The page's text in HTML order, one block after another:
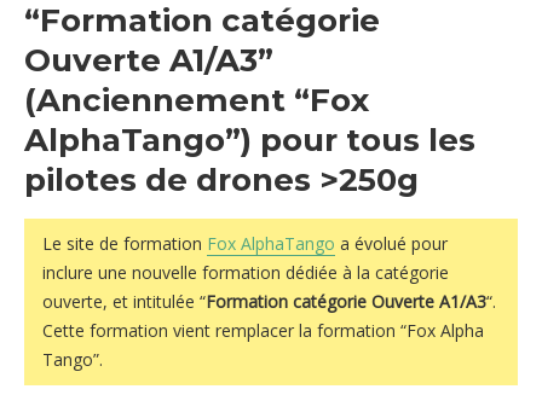
“Formation catégorie
Ouverte A1/A3”
(Anciennement “Fox
AlphaTango”) pour tous les
pilotes de drones >250g
Le site de formation Fox AlphaTango a évolué pour
inclure une nouvelle formation dédiée à la catégorie
ouverte, et intitulée “Formation catégorie Ouverte A1/A3“.
Cette formation vient remplacer la formation “Fox Alpha
Tango”.